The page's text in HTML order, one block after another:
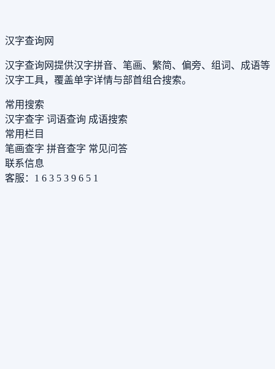
汉字查询网
汉字查询网提供汉字拼音、笔画、繁简、偏旁、组词、成语等
汉字工具，覆盖单字详情与部首组合搜索。
常用搜索
汉字查字 词语查询 成语搜索
常用栏目
笔画查字 拼音查字 常见问答
联系信息
客服：1 6 3 5 3 9 6 5 1